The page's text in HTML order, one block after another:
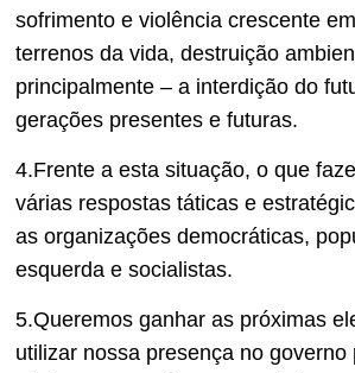
sofrimento e violência crescente
terrenos da vida, destruição
principalmente – a interdição do
gerações presentes e futuras.
4.Frente a esta situação, o que
várias respostas táticas e
as organizações democráticas,
esquerda e socialistas.
5.Queremos ganhar as próximas
utilizar nossa presença no governo